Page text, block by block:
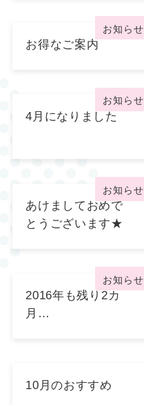
お知らせ
お得なご案内
お知らせ
4月になりました
お知らせ
あけましておめで
とうございます★
お知らせ
2016年も残り2カ
月…
10月のおすすめ